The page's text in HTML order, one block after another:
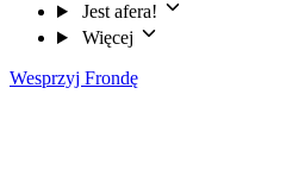
Jest afera!
Więcej
Wesprzyj Frondę